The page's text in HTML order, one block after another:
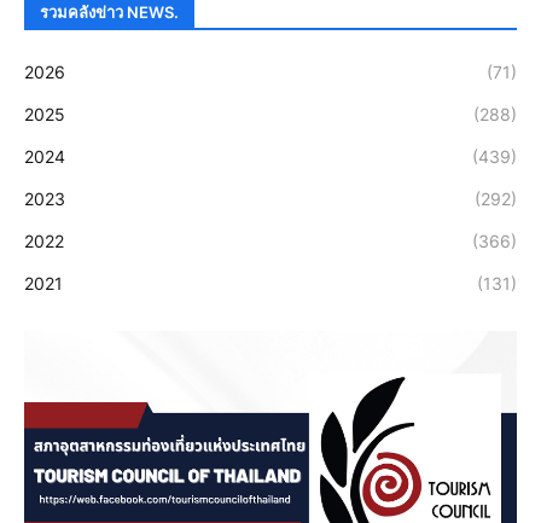
รวมคลังข่าว NEWS.
2026 (71)
2025 (288)
2024 (439)
2023 (292)
2022 (366)
2021 (131)